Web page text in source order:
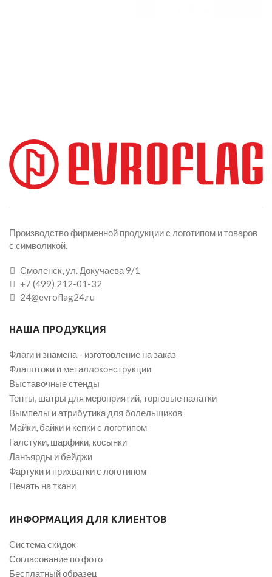
Производство фирменной продукции с логотипом и товаров
с символикой.
Смоленск, ул. Докучаева 9/1
+7 (499) 212-01-32
24@evroflag24.ru
НАША ПРОДУКЦИЯ
Флаги и знамена - изготовление на заказ
Флагштоки и металлоконструкции
Выставочные стенды
Тенты, шатры для мероприятий, торговые палатки
Вымпелы и атрибутика для болельщиков
Майки, байки и кепки с логотипом
Галстуки, шарфики, косынки
Ланъярды и бейджи
Фартуки и прихватки с логотипом
Печать на ткани
ИНФОРМАЦИЯ ДЛЯ КЛИЕНТОВ
Система скидок
Согласование по фото
Бесплатный образец